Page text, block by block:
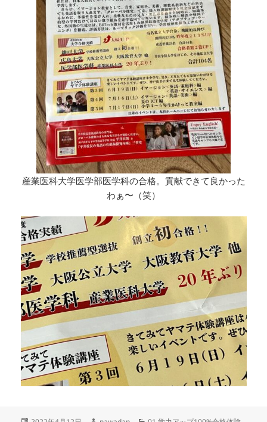
産業医科大学医学部医学科の合格。貢献できて良かった
わぁ〜（笑）